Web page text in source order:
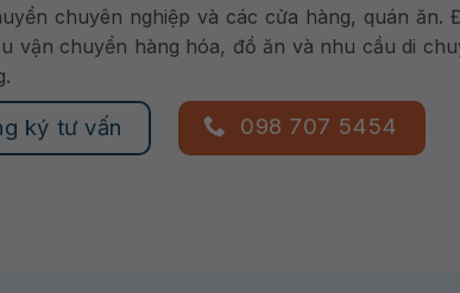
chuyên nghiệp và các cửa hàng, quán ăn.
vận chuyển hàng hóa, đồ ăn và nhu cầu di
ký tư vấn 098 707 5454